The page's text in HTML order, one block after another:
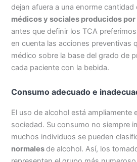
dejan afuera a una enorme cantidad
médicos y sociales producidos
antes que definir los TCA
en cuenta las acciones preventivas
médico sobre la base del grado de
cada paciente con la bebida.
Consumo adecuado e
El uso de alcohol está ampliamente
sociedad. Su consumo no siempre
muchos individuos se pueden
normalesde alcohol. Así, los